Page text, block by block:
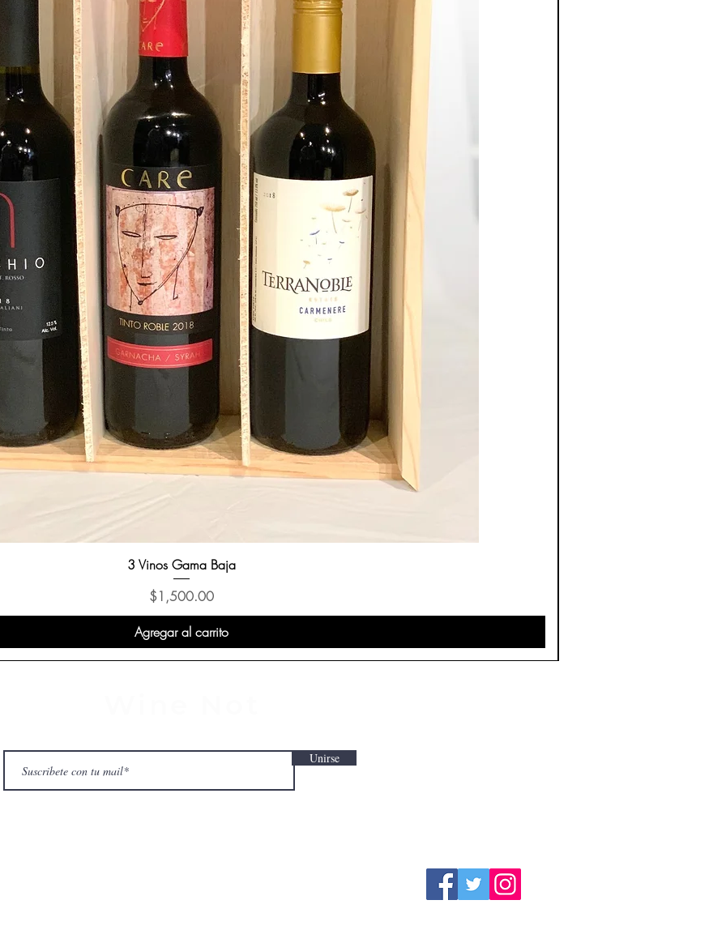
3 Vinos Gama Baja
Precio
$1,500.00
Agregar al carrito
Unirse